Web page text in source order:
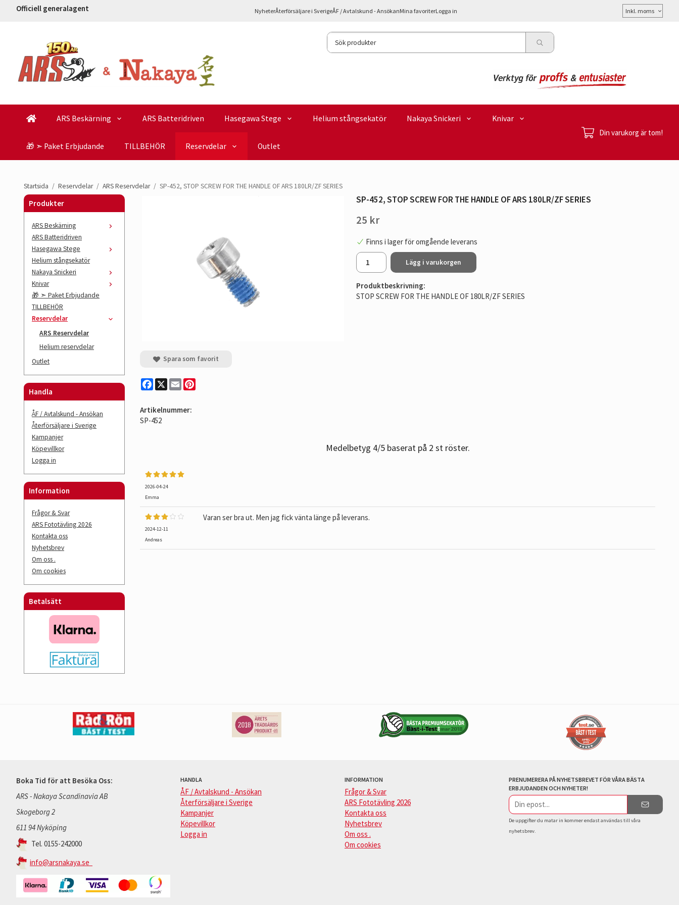
Officiell generalagent NyheterÅterförsäljare i SverigeÅF / Avtalskund - AnsökanMina favoriterLogga in
Välj
moms
ARS Beskärning ARS Batteridriven Hasegawa Stege Helium stångsekatör Nakaya Snickeri Knivar
🎁 ➣ Paket Erbjudande TILLBEHÖR Reservdelar Outlet
Din varukorg är tom!
Startsida / Reservdelar / ARS Reservdelar / SP-452, STOP SCREW FOR THE HANDLE OF ARS 180LR/ZF SERIES
Produkter
ARS Beskärning
ARS Batteridriven
Hasegawa Stege
Helium stångsekatör
Nakaya Snickeri
Knivar
🎁 ➣ Paket Erbjudande
TILLBEHÖR
Reservdelar
ARS Reservdelar
Helium reservdelar
Outlet
Handla
ÅF / Avtalskund - Ansökan
Återförsäljare i Sverige
Kampanjer
Köpevillkor
Logga in
Information
Frågor & Svar
ARS Fototävling 2026
Kontakta oss
Nyhetsbrev
Om oss .
Om cookies
Betalsätt
SP-452, STOP SCREW FOR THE HANDLE OF ARS 180LR/ZF SERIES
25 kr
Finns i lager för omgående leverans
Lägg i varukorgen
Produktbeskrivning:
STOP SCREW FOR THE HANDLE OF 180LR/ZF SERIES
Spara som favorit
Facebook
X Email
Artikelnummer:
SP-452
Medelbetyg 4/5 baserat på 2 st röster.
2026-04-24
Emma
2024-12-11
Andreas
Varan ser bra ut. Men jag fick vänta länge på leverans.
Boka Tid för att Besöka Oss:
ARS - Nakaya Scandinavia AB
Skogeborg 2
611 94 Nyköping
Tel. 0155-242000
info@arsnakaya.se
HANDLA
ÅF / Avtalskund - Ansökan
Återförsäljare i Sverige
Kampanjer
Köpevillkor
Logga in
INFORMATION
Frågor & Svar
ARS Fototävling 2026
Kontakta oss
Nyhetsbrev
Om oss .
Om cookies
PRENUMERERA PÅ NYHETSBREVET FÖR VÅRA BÄSTA
ERBJUDANDEN OCH NYHETER!
E-
postadress
De uppgifter du matar in kommer endast användas till våra
nyhetsbrev.